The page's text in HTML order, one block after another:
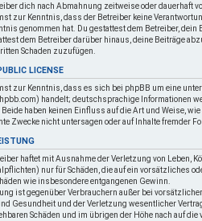
dich nach Abmahnung zeitweise oder dauerhaft
zur Kenntnis, dass der Betreiber keine
genommen hat. Du gestattest dem Betreiber,
dem Betreiber darüber hinaus, deine Beiträge
Schaden zuzufügen.
LICENSE
zur Kenntnis, dass es sich bei phpBB um eine
handelt; deutschsprachige Informationen
haben keinen Einfluss auf die Art und Weise,
Zwecke nicht untersagen oder auf Inhalte fremder
haftet mit Ausnahme der Verletzung von Leben,
nur für Schäden, die auf ein vorsätzliches
wie insbesondere entgangenen Gewinn.
ist gegenüber Verbrauchern außer bei
Gesundheit und der Verletzung wesentlicher
Schäden und im übrigen der Höhe nach auf